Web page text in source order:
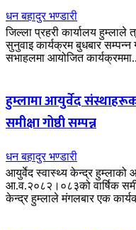
धन बहादुर भण्डारी
जिल्ला प्रहरी कार्यालय
सुनुवाइ कार्यक्रम बुधबार
सभाहलमा आयोजित
हुम्लामा आयुर्वेद
समीक्षा गोष्ठी सम्पन्न
धन बहादुर भण्डारी
आयुर्वेद स्वास्थ्य केन्द्र हुम्लाको
आ.व.२०८२।०८३को वार्षिक
केन्द्र हुम्लाले मंगलबार एक